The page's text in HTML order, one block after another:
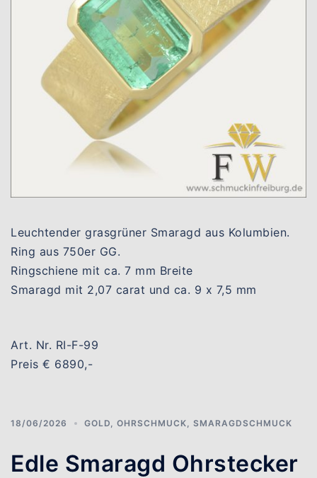
Leuchtender grasgrüner Smaragd aus Kolumbien.
Ring aus 750er GG.
Ringschiene mit ca. 7 mm Breite
Smaragd mit 2,07 carat und ca. 9 x 7,5 mm
Art. Nr. RI-F-99
Preis € 6890,-
18/06/2026 GOLD OHRSCHMUCK SMARAGDSCHMUCK
Edle Smaragd Ohrstecker